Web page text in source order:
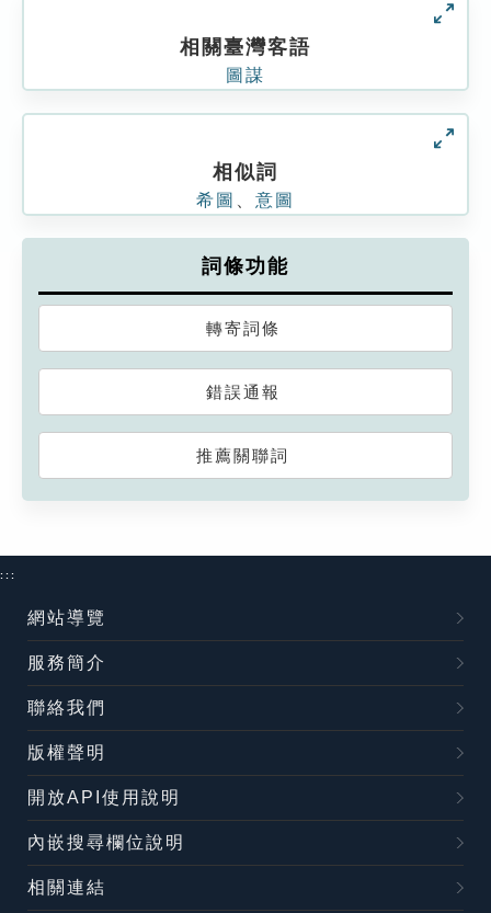
相關臺灣客語
圖謀
相似詞
希圖 意圖
詞條功能
轉寄詞條
錯誤通報
推薦關聯詞
:::
網站導覽
服務簡介
聯絡我們
版權聲明
開放API使用說明
內嵌搜尋欄位說明
相關連結